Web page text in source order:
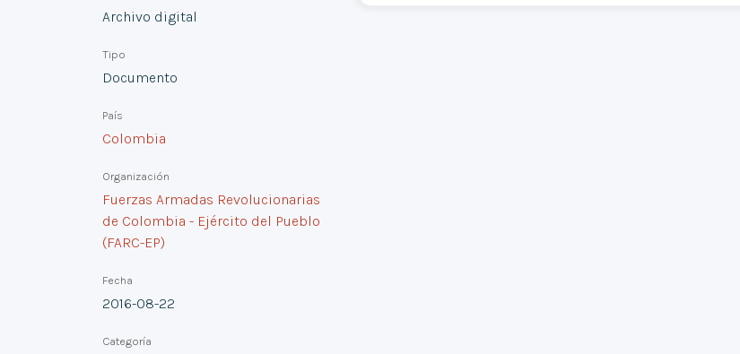
Archivo digital
Tipo
Documento
País
Colombia
Organización
Fuerzas Armadas Revolucionarias
de Colombia - Ejército del Pueblo
(FARC-EP)
Fecha
2016-08-22
Categoría